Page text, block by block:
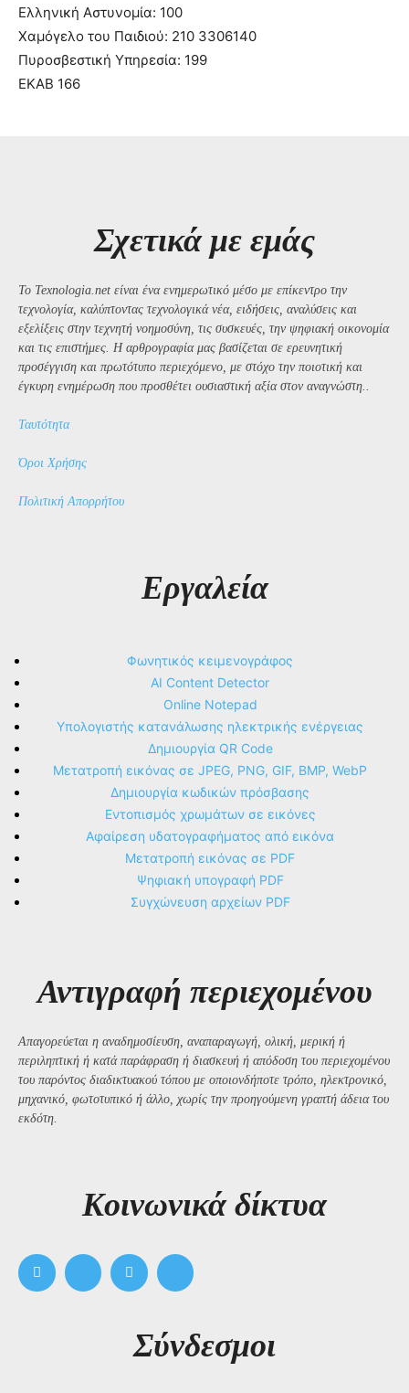
Ελληνική Αστυνομία: 100
Χαμόγελο του Παιδιού: 210 3306140
Πυροσβεστική Υπηρεσία: 199
ΕΚΑΒ 166
Σχετικά με εμάς
Το Texnologia.net είναι ένα ενημερωτικό μέσο με επίκεντρο την
τεχνολογία, καλύπτοντας τεχνολογικά νέα, ειδήσεις, αναλύσεις και
εξελίξεις στην τεχνητή νοημοσύνη, τις συσκευές, την ψηφιακή οικονομία
και τις επιστήμες. Η αρθρογραφία μας βασίζεται σε ερευνητική
προσέγγιση και πρωτότυπο περιεχόμενο, με στόχο την ποιοτική και
έγκυρη ενημέρωση που προσθέτει ουσιαστική αξία στον αναγνώστη..
Ταυτότητα
Όροι Χρήσης
Πολιτική Απορρήτου
Εργαλεία
Φωνητικός κειμενογράφος
AI Content Detector
Online Notepad
Υπολογιστής κατανάλωσης ηλεκτρικής ενέργειας
Δημιουργία QR Code
Μετατροπή εικόνας σε JPEG, PNG, GIF, BMP, WebP
Δημιουργία κωδικών πρόσβασης
Εντοπισμός χρωμάτων σε εικόνες
Αφαίρεση υδατογραφήματος από εικόνα
Μετατροπή εικόνας σε PDF
Ψηφιακή υπογραφή PDF
Συγχώνευση αρχείων PDF
Αντιγραφή περιεχομένου
Απαγορεύεται η αναδημοσίευση, αναπαραγωγή, ολική, μερική ή
περιληπτική ή κατά παράφραση ή διασκευή ή απόδοση του περιεχομένου
του παρόντος διαδικτυακού τόπου με οποιονδήποτε τρόπο, ηλεκτρονικό,
μηχανικό, φωτοτυπικό ή άλλο, χωρίς την προηγούμενη γραπτή άδεια του
εκδότη.
Kοινωνικά δίκτυα
Σύνδεσμοι